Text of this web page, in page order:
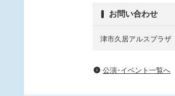
お問い合わせ
津市久居アルスプラザ
公演･イベント一覧へ